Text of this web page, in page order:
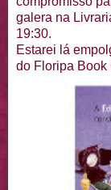
galera na
19:30.
Estarei lá
do Floripa Book